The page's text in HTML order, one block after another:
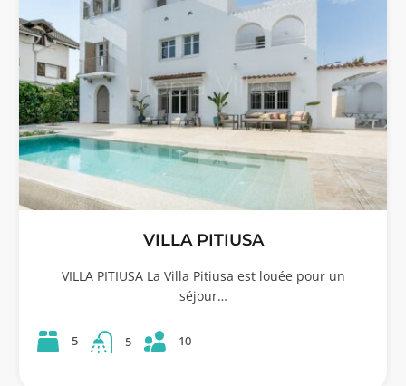
VILLA PITIUSA
VILLA PITIUSA La Villa Pitiusa est louée pour un
séjour…
5 5 10